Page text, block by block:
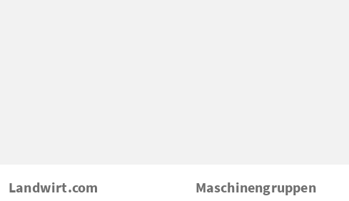
Landwirt.com Maschinengruppen